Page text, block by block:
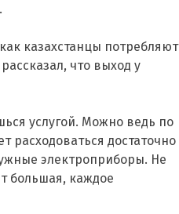
казахстанцы потребляют
что выход у
услугой. Можно ведь по
расходоваться достаточно
электроприборы. Не
большая, каждое